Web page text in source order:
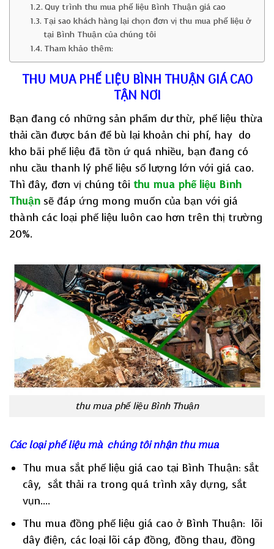
Quy trình thu mua phế liệu Bình Thuận giá cao
Tại sao khách hàng lại chọn đơn vị thu mua phế liệu ở
tại Bình Thuận của chúng tôi
Tham khảo thêm:
THU MUA PHẾ LIỆU BÌNH THUẬN GIÁ CAO
TẬN NƠI
Bạn đang có những sản phẩm dư thừ, phế liệu thừa
thải cần được bán để bù lại khoản chi phí, hay do
kho bãi phế liệu đã tồn ứ quá nhiều, bạn đang có
nhu cầu thanh lý phế liệu số lượng lớn với giá cao.
Thì đây, đơn vị chúng tôi thu mua phế liệu Bình
Thuận sẽ đáp ứng mong muốn của bạn với giá
thành các loại phế liệu luôn cao hơn trên thị trường
20%.
thu mua phế liệu Bình Thuận
Các loại phế liệu mà chúng tôi nhận thu mua
Thu mua sắt phế liệu giá cao tại Bình Thuận: sắt
cây, sắt thải ra trong quá trình xây dựng, sắt
vụn….
Thu mua đồng phế liệu giá cao ở Bình Thuận: lõi
dây điện, các loại lõi cáp đồng, đồng thau, đồng